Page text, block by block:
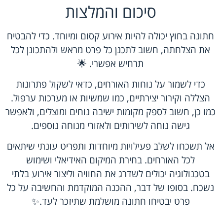
סיכום והמלצות
חתונה בחוץ יכולה להיות אירוע קסום ומיוחד. כדי להבטיח
את הצלחתה, חשוב לתכנן כל פרט מראש ולהתכונן לכל
תרחיש אפשרי. 🌟
כדי לשמור על נוחות האורחים, כדאי לשקול פתרונות
הצללה וקירור יצירתיים, כמו שמשיות או מערכות ערפול.
כמו כן, חשוב לספק מקומות ישיבה נוחים ומוצלים, ולאפשר
גישה נוחה לשירותים ולאזורי מנוחה נוספים.
אל תשכחו לשלב פעילויות מיוחדות ותפריט עונתי שיתאים
לכל האורחים. בחירת המיקום האידיאלי ושימוש
בטכנולוגיה יכולים לשדרג את החוויה וליצור אירוע בלתי
נשכח. בסופו של דבר, ההכנה המוקדמת והחשיבה על כל
פרט יבטיחו חתונה מושלמת שתיזכר לעד.✨